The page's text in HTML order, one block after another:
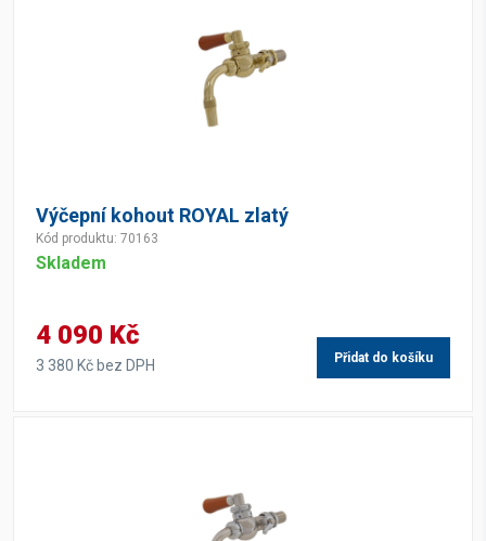
Výčepní kohout ROYAL zlatý
Kód produktu: 70163
Skladem
4 090 Kč
3 380 Kč bez DPH Přidat do košíku